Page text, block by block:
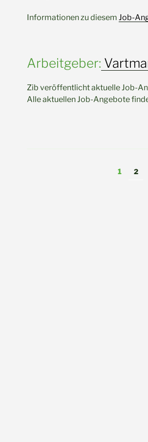
Informationen zu diesem Job-
Arbeitgeber:
Zib veröffentlicht aktuelle Job-
Alle aktuellen Job-Angebote
Seite
1 2